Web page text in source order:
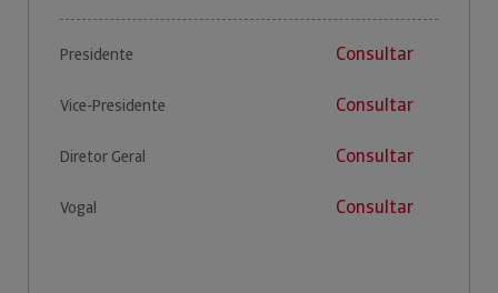
Presidente Consultar
Vice-Presidente Consultar
Diretor Geral Consultar
Vogal Consultar